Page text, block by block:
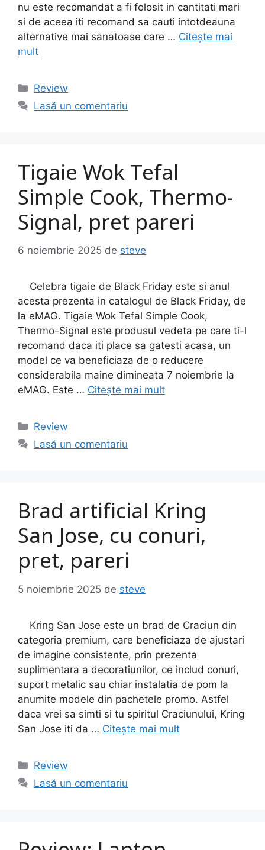
nu este recomandat a fi folosit in cantitati mari
si de aceea iti recomand sa cauti intotdeauna
alternative mai sanatoase care … Citește mai
mult
Categorii
Review
Lasă un comentariu
Tigaie Wok Tefal
Simple Cook, Thermo-
Signal, pret pareri
6 noiembrie 2025 de steve
Celebra tigaie de Black Friday este si anul
acesta prezenta in catalogul de Black Friday, de
la eMAG. Tigaie Wok Tefal Simple Cook,
Thermo-Signal este produsul vedeta pe care ti-l
recomand daca iti place sa gatesti acasa, un
model ce va beneficiaza de o reducere
considerabila maine dimineata 7 noiembrie la
eMAG. Este … Citește mai mult
Categorii
Review
Lasă un comentariu
Brad artificial Kring
San Jose, cu conuri,
pret, pareri
5 noiembrie 2025 de steve
Kring San Jose este un brad de Craciun din
categoria premium, care beneficiaza de ajustari
de imagine consistente, prin prezenta
suplimentara a decoratiunilor, ce includ conuri,
suport metalic sau chiar instalatia de pom la
anumite modele din pachetele promo. Astfel
daca vrei sa simti si tu spiritul Craciunului, Kring
San Jose iti da … Citește mai mult
Categorii
Review
Lasă un comentariu